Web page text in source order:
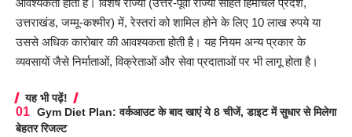
उत्तराखंड, जम्मू-कश्मीर) में, रेस्तरां को शामिल होने के लिए 10 लाख रुपये या
उससे अधिक कारोबार की आवश्यकता होती है। यह नियम अन्य प्रकार के
व्यवसायों जैसे निर्माताओं, विक्रेताओं और सेवा प्रदाताओं पर भी लागू होता है।
यह भी पढ़ें!
Gym Diet Plan: वर्कआउट के बाद खाएं ये 8 चीजें, डाइट में सुधार से मिलेगा
बेहतर रिजल्ट